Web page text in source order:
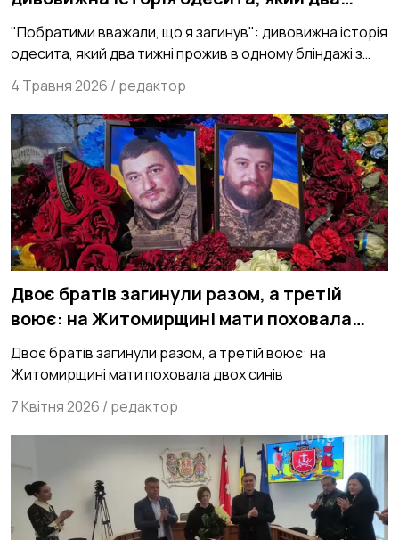
тижні прожив в одному бліндажі з
ворогом
"Побратими вважали, що я загинув": дивовижна історія
одесита, який два тижні прожив в одному бліндажі з
4 Травня 2026 / редактор
Двоє братів загинули разом, а третій
воює: на Житомирщині мати поховала
двох синів
Двоє братів загинули разом, а третій воює: на
Житомирщині мати поховала двох синів
7 Квітня 2026 / редактор